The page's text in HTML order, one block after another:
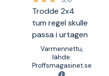
Trodde 2x4
tum regel skulle
passa i urtagen
Varmennettu,
lähde:
Proffsmagasinet.se